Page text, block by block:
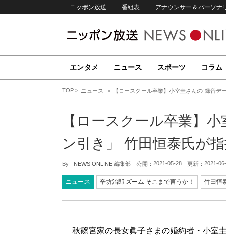
ニッポン放送 番組表 アナウンサー＆パーソナ
エンタメ ニュース スポーツ コラム
TOP ニュース 【ロースクール卒業】小室圭さんの“録音デ
【ロースクール卒業】
ン引き」 竹田恒泰氏が
By - NEWS ONLINE 編集部 公開： 2021-05-28 更新： 2021-
ニュース 辛坊治郎 ズーム そこまで言うか！ 竹田恒
秋篠宮家の長女眞子さまの婚約者・小室